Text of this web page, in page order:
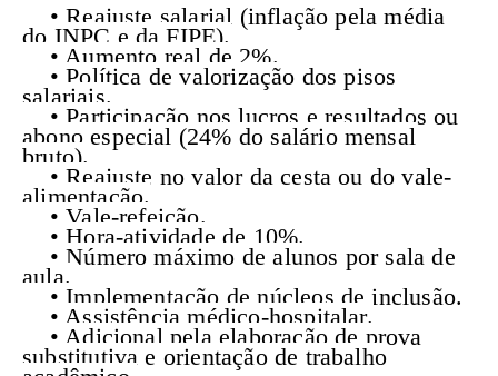
• Reajuste salarial (inflação pela média
do INPC e da FIPE).
• Aumento real de 2%.
• Política de valorização dos pisos
salariais.
• Participação nos lucros e resultados ou
abono especial (24% do salário mensal
bruto).
• Reajuste no valor da cesta ou do vale-
alimentação.
• Vale-refeição.
• Hora-atividade de 10%.
• Número máximo de alunos por sala de
aula.
• Implementação de núcleos de inclusão.
• Assistência médico-hospitalar.
• Adicional pela elaboração de prova
substitutiva e orientação de trabalho